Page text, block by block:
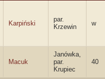
Karpiński
par.
Krzewin
w
Macuk
Janówka,
par.
Krupiec
40